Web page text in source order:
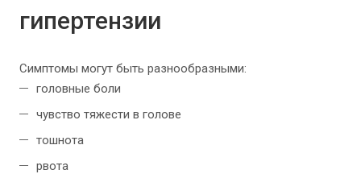
гипертензии
Симптомы могут быть разнообразными:
головные боли
чувство тяжести в голове
тошнота
рвота